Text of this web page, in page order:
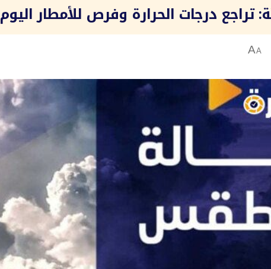
تراجع درجات الحرارة وفرص للأمطار اليوم
A
A